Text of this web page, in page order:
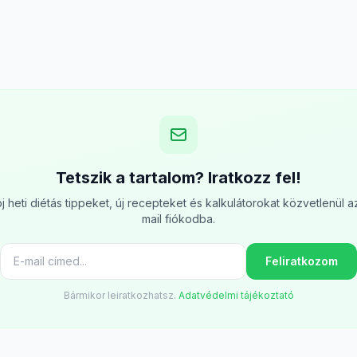
Tetszik a tartalom? Iratkozz fel!
heti diétás tippeket, új recepteket és kalkulátorokat közvetlenül
mail fiókodba.
Feliratkozom
Bármikor leiratkozhatsz. Adatvédelmi tájékoztató